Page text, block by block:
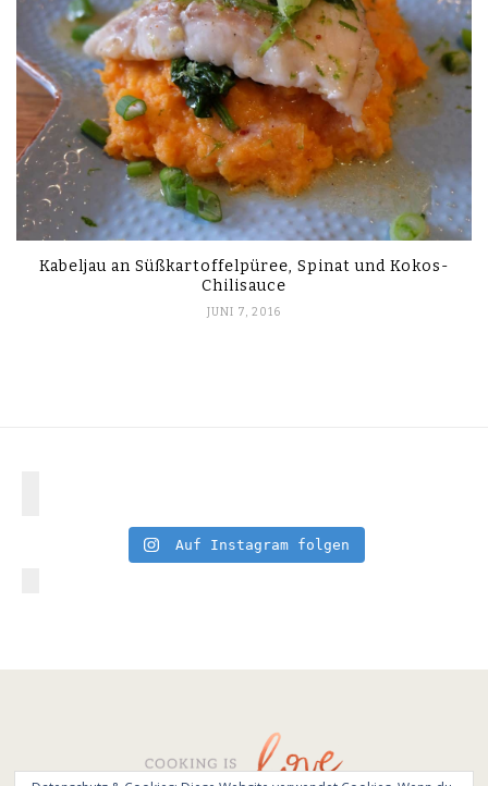
Kabeljau an Süßkartoffelpüree, Spinat und Kokos-
Chilisauce
JUNI 7, 2016
Auf Instagram folgen